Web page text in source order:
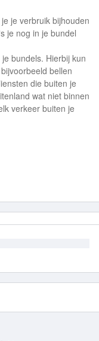
je verbruik bijhouden
je nog in je bundel
bundels. Hierbij kun
bellen
die buiten je
wat niet binnen
verkeer buiten je